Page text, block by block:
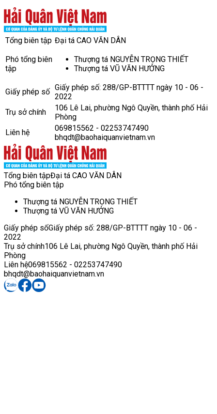
Tổng biên tập Đại tá CAO VĂN DÂN
Phó tổng biên
tập
Thượng tá NGUYỄN TRỌNG THIẾT
Thượng tá VŨ VĂN HƯỞNG
Giấy phép số Giấy phép số: 288/GP-BTTTT ngày 10 - 06 -
2022
Trụ sở chính
106 Lê Lai, phường Ngô Quyền, thành phố Hải
Phòng
Liên hệ
069815562 - 02253747490
bhqdt@baohaiquanvietnam.vn
Tổng biên tậpĐại tá CAO VĂN DÂN
Phó tổng biên tập
Thượng tá NGUYỄN TRỌNG THIẾT
Thượng tá VŨ VĂN HƯỞNG
Giấy phép sốGiấy phép số: 288/GP-BTTTT ngày 10 - 06 -
2022
Trụ sở chính106 Lê Lai, phường Ngô Quyền, thành phố Hải
Phòng
Liên hệ069815562 - 02253747490
bhqdt@baohaiquanvietnam.vn